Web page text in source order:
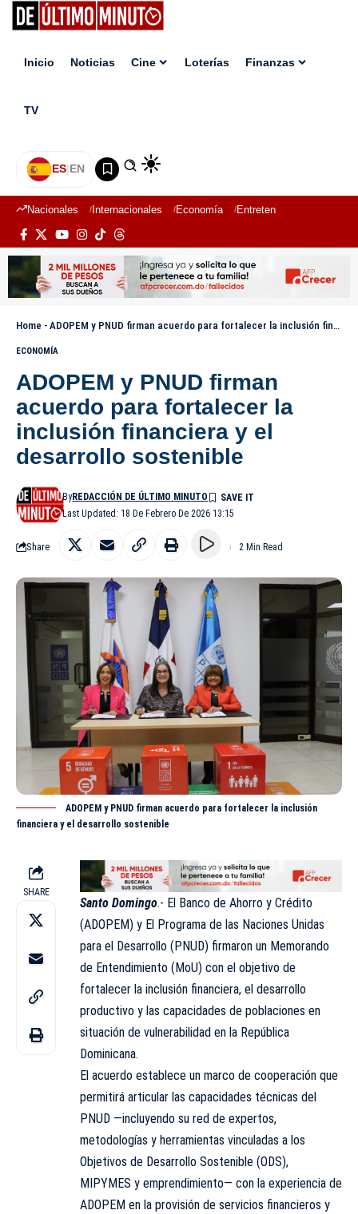
Inicio Noticias Cine Loterías Finanzas
TV
ES|EN
Nacionales Internacionales Economía Entretenimiento
Home - ADOPEM y PNUD firman acuerdo para fortalecer la inclusión financiera y el desarrollo sostenible
ECONOMÍA
ADOPEM y PNUD firman
acuerdo para fortalecer la
inclusión financiera y el
desarrollo sostenible
Last Updated: 18 De Febrero De 2026 13:15
ByREDACCIÓN DE ÚLTIMO MINUTO
Share 2 Min Read
ADOPEM y PNUD firman acuerdo para fortalecer la inclusión
financiera y el desarrollo sostenible
SHARE
Santo Domingo.- El Banco de Ahorro y Crédito
(ADOPEM) y El Programa de las Naciones Unidas
para el Desarrollo (PNUD) firmaron un Memorando
de Entendimiento (MoU) con el objetivo de
fortalecer la inclusión financiera, el desarrollo
productivo y las capacidades de poblaciones en
situación de vulnerabilidad en la República
Dominicana.
El acuerdo establece un marco de cooperación que
permitirá articular las capacidades técnicas del
PNUD —incluyendo su red de expertos,
metodologías y herramientas vinculadas a los
Objetivos de Desarrollo Sostenible (ODS),
MIPYMES y emprendimiento— con la experiencia de
ADOPEM en la provisión de servicios financieros y